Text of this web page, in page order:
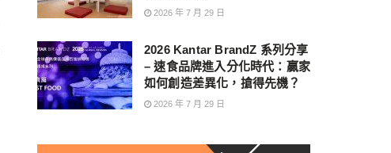
2026 年 7 月 29 日
2026 Kantar BrandZ 系列分享
– 速食品牌進入分化時代：贏家
如何創造差異化，搶得先機？
2026 年 7 月 29 日